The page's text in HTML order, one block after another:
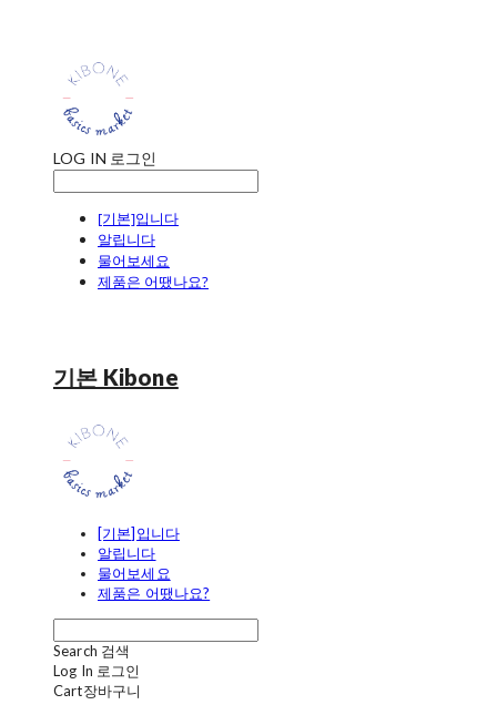
LOG IN 로그인
[기본]입니다
알립니다
물어보세요
제품은 어땠나요?
기본 Kibone
[기본]입니다
알립니다
물어보세요
제품은 어땠나요?
Search 검색
Log In 로그인
Cart장바구니